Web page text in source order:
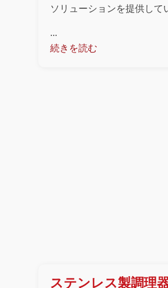
ソリューションを提供して
...
続きを読む
ステンレス製調理